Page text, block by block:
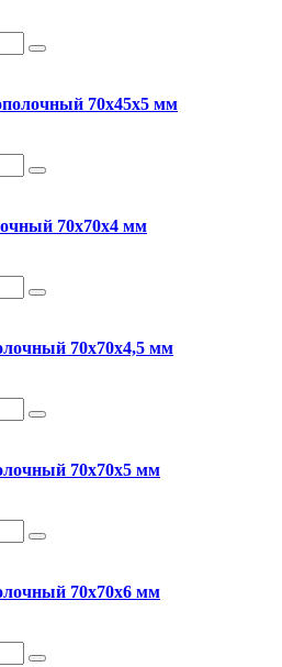
70х45х5 мм
70х70х4 мм
70х70х4,5 мм
70х70х5 мм
70х70х6 мм